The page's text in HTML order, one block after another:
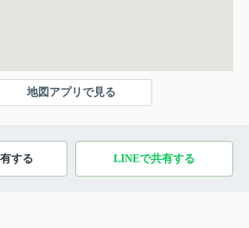
地図アプリで見る
する LINEで共有する